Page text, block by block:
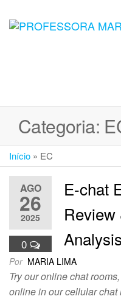
Categoria:
Início » EC
AGO
26
2025
0
E-chat
Review
Analysis
Por MARIA LIMA
Try our online chat
online in our cellular chat